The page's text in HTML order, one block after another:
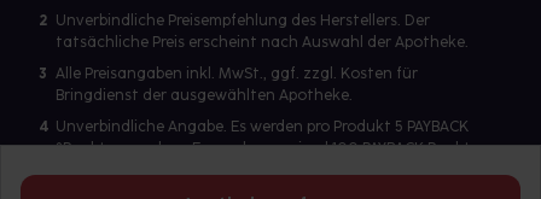
2 Unverbindliche Preisempfehlung des Herstellers. Der
tatsächliche Preis erscheint nach Auswahl der Apotheke.
3 Alle Preisangaben inkl. MwSt., ggf. zzgl. Kosten für
Bringdienst der ausgewählten Apotheke.
4 Unverbindliche Angabe. Es werden pro Produkt 5 PAYBACK
°Punkte vergeben. Es werden maximal 100 PAYBACK Punkte